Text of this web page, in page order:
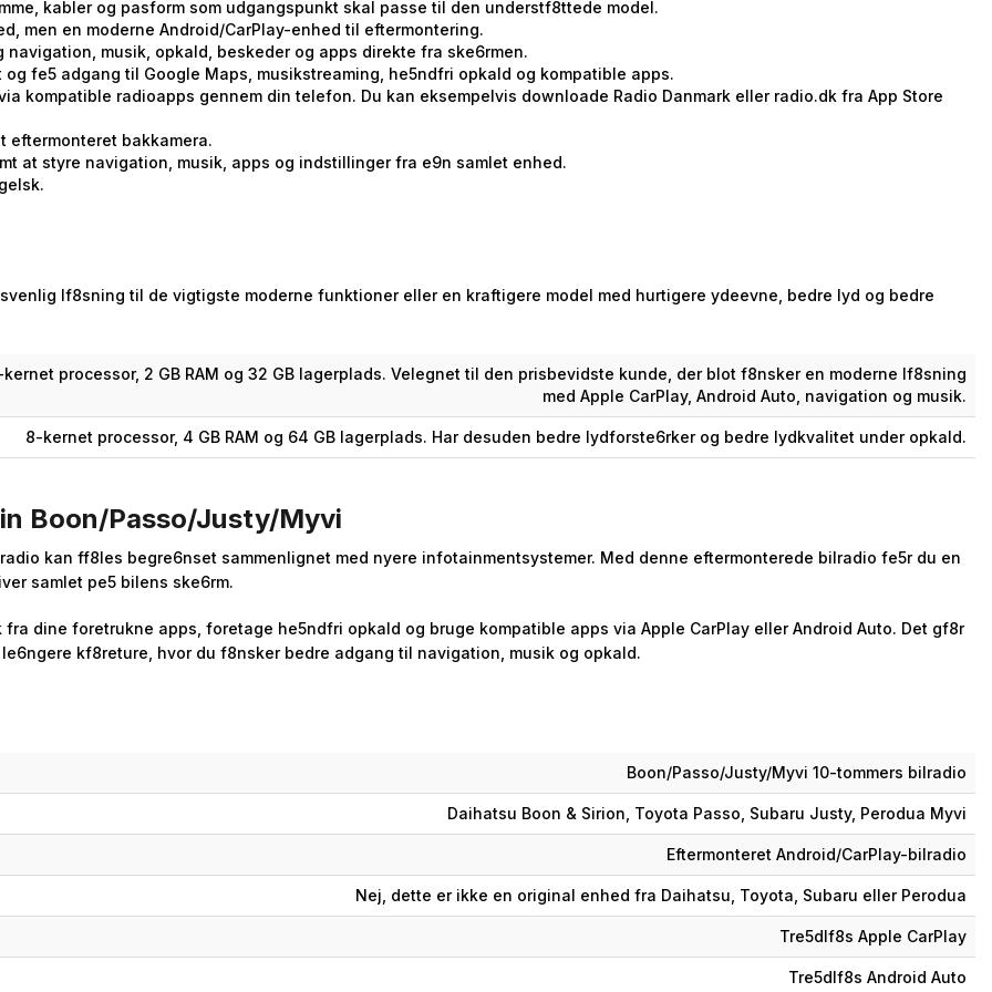
kabler og pasform som udgangspunkt skal passe til den understf8ttede model.
men en moderne Android/CarPlay-enhed til eftermontering.
musik, opkald, beskeder og apps direkte fra ske6rmen.
fe5 adgang til Google Maps, musikstreaming, he5ndfri opkald og kompatible apps.
kompatible radioapps gennem din telefon. Du kan eksempelvis downloade Radio Danmark eller radio.dk fra App Store
bakkamera.
at styre navigation, musik, apps og indstillinger fra e9n samlet enhed.
lf8sning til de vigtigste moderne funktioner eller en kraftigere model med hurtigere ydeevne, bedre lyd og bedre
processor, 2 GB RAM og 32 GB lagerplads. Velegnet til den prisbevidste kunde, der blot f8nsker en moderne lf8sning
med Apple CarPlay, Android Auto, navigation og musik.
8-kernet processor, 4 GB RAM og 64 GB lagerplads. Har desuden bedre lydforste6rker og bedre lydkvalitet under opkald.
Boon/Passo/Justy/Myvi
kan ff8les begre6nset sammenlignet med nyere infotainmentsystemer. Med denne eftermonterede bilradio fe5r du en
samlet pe5 bilens ske6rm.
dine foretrukne apps, foretage he5ndfri opkald og bruge kompatible apps via Apple CarPlay eller Android Auto. Det gf8r
kf8reture, hvor du f8nsker bedre adgang til navigation, musik og opkald.
Boon/Passo/Justy/Myvi 10-tommers bilradio
Daihatsu Boon & Sirion, Toyota Passo, Subaru Justy, Perodua Myvi
Eftermonteret Android/CarPlay-bilradio
Nej, dette er ikke en original enhed fra Daihatsu, Toyota, Subaru eller Perodua
Tre5dlf8s Apple CarPlay
Tre5dlf8s Android Auto